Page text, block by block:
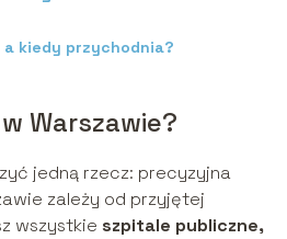
a kiedy przychodnia?
Warszawie?
jedną rzecz: precyzyjna
zależy od przyjętej
wszystkie szpitale publiczne,